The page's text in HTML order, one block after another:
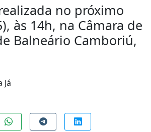
no próximo
às 14h, na Câmara de
Balneário Camboriú,
Já